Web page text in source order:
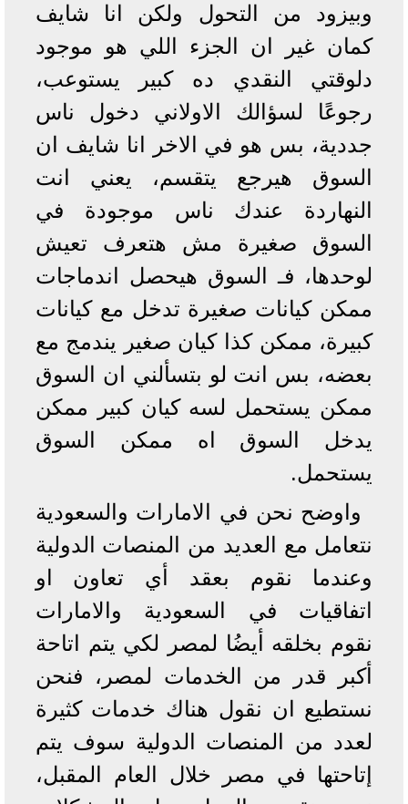
وبيزود من التحول ولكن انا شايف
كمان غير ان الجزء اللي هو موجود
دلوقتي النقدي ده كبير يستوعب،
رجوعًا لسؤالك الاولاني دخول ناس
جددية، بس هو في الاخر انا شايف ان
السوق هيرجع يتقسم، يعني انت
النهاردة عندك ناس موجودة في
السوق صغيرة مش هتعرف تعيش
لوحدها، فـ السوق هيحصل اندماجات
ممكن كيانات صغيرة تدخل مع كيانات
كبيرة، ممكن كذا كيان صغير يندمج مع
بعضه، بس انت لو بتسألني ان السوق
ممكن يستحمل لسه كيان كبير ممكن
يدخل السوق اه ممكن السوق
يستحمل.
واوضح نحن في الامارات والسعودية
نتعامل مع العديد من المنصات الدولية
وعندما نقوم بعقد أي تعاون او
اتفاقيات في السعودية والامارات
نقوم بخلقه أيضُا لمصر لكي يتم اتاحة
أكبر قدر من الخدمات لمصر، فنحن
نستطيع ان نقول هناك خدمات كثيرة
لعدد من المنصات الدولية سوف يتم
إتاحتها في مصر خلال العام المقبل،